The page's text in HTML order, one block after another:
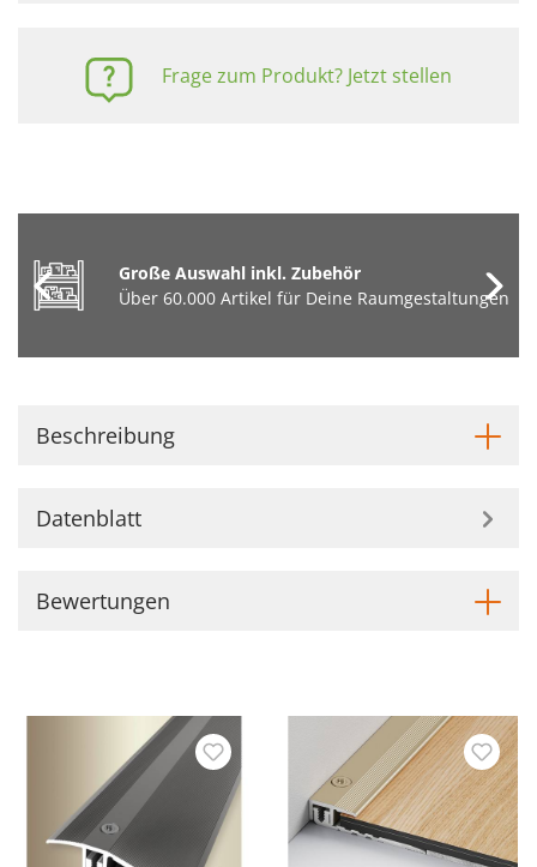
Frage zum Produkt? Jetzt stellen
Große Auswahl inkl. Zubehör
Über 60.000 Artikel für Deine Raumgestaltungen
Beschreibung
Datenblatt
Bewertungen